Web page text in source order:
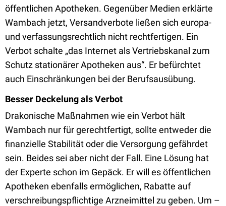
öffentlichen Apotheken. Gegenüber Medien erklärte
Wambach jetzt, Versandverbote ließen sich europa-
und verfassungsrechtlich nicht rechtfertigen. Ein
Verbot schalte „das Internet als Vertriebskanal zum
Schutz stationärer Apotheken aus“. Er befürchtet
auch Einschränkungen bei der Berufsausübung.
Besser Deckelung als Verbot
Drakonische Maßnahmen wie ein Verbot hält
Wambach nur für gerechtfertigt, sollte entweder die
finanzielle Stabilität oder die Versorgung gefährdet
sein. Beides sei aber nicht der Fall. Eine Lösung hat
der Experte schon im Gepäck. Er will es öffentlichen
Apotheken ebenfalls ermöglichen, Rabatte auf
verschreibungspflichtige Arzneimittel zu geben. Um –